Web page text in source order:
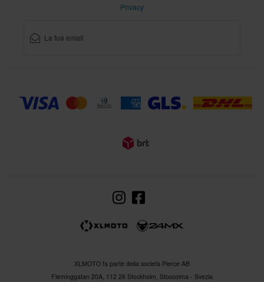
Privacy
XLMOTO fa parte della società Pierce AB
Fleminggatan 20A, 112 26 Stockholm, Stoccolma - Svezia